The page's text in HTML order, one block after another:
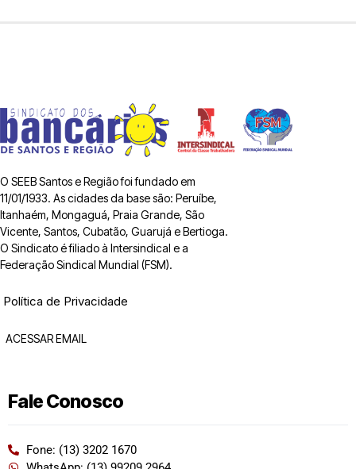
O SEEB Santos e Região foi fundado em
11/01/1933. As cidades da base são: Peruíbe,
Itanhaém, Mongaguá, Praia Grande, São
Vicente, Santos, Cubatão, Guarujá e Bertioga.
O Sindicato é filiado à Intersindical e a
Federação Sindical Mundial (FSM).
Política de Privacidade
ACESSAR EMAIL
Fale Conosco
Fone: (13) 3202 1670